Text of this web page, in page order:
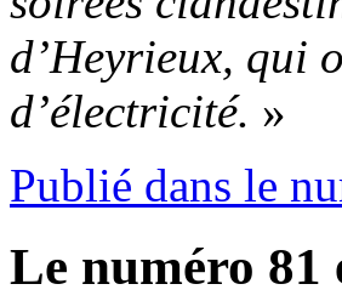
d’Heyrieux, qui
d’électricité. »
Publié dans le
Le numéro 81